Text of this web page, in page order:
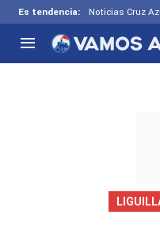
Es tendencia: Noticias Cruz